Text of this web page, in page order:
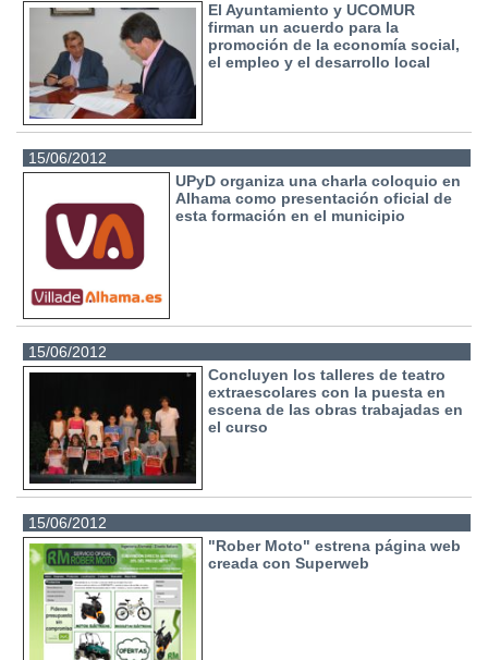
El Ayuntamiento y UCOMUR
firman un acuerdo para la
promoción de la economía social,
el empleo y el desarrollo local
15/06/2012
UPyD organiza una charla coloquio en
Alhama como presentación oficial de
esta formación en el municipio
15/06/2012
Concluyen los talleres de teatro
extraescolares con la puesta en
escena de las obras trabajadas en
el curso
15/06/2012
"Rober Moto" estrena página web
creada con Superweb